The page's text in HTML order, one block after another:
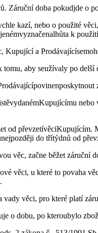
Záruční doba pokudjde o
kazí, nebo o použité
k
Kupující a
aby seužívaly po
od převzetívěciKupujícím.
do třítýdnů od
věc, začne běžet záruční
věci, u které to povaha
vady věci, pro které platí
o dobu, po kteroubylo